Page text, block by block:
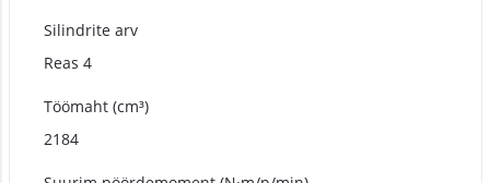
Silindrite arv
Reas 4
Töömaht (cm³)
2184